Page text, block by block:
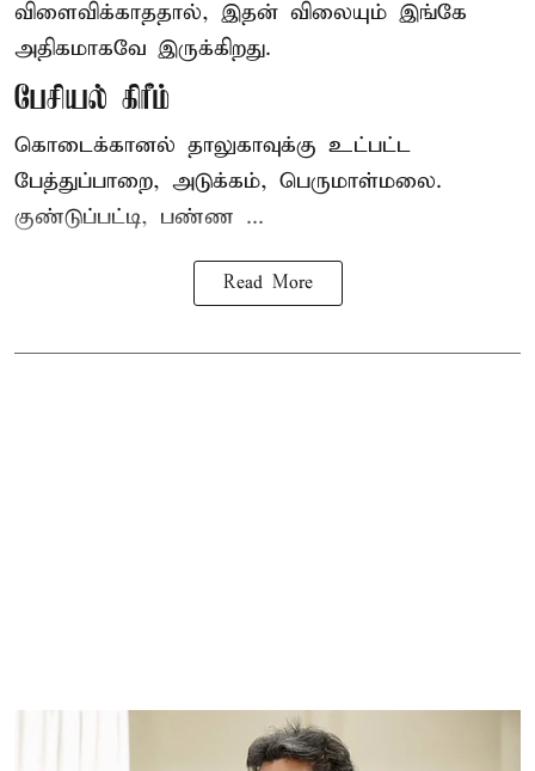
விளைவிக்காததால், இதன் விலையும் இங்கே
அதிகமாகவே இருக்கிறது.
பேசியல் கிரீம்
கொடைக்கானல் தாலுகாவுக்கு உட்பட்ட
பேத்துப்பாறை, அடுக்கம், பெருமாள்மலை.
குண்டுப்பட்டி, பண்ண ...
Read More